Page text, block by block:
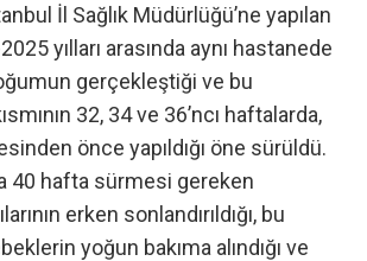
İl Sağlık Müdürlüğü’ne yapılan
yılları arasında aynı hastanede
gerçekleştiği ve bu
32, 34 ve 36’ncı haftalarda,
önce yapıldığı öne sürüldü.
40 hafta sürmesi gereken
erken sonlandırıldığı, bu
yoğun bakıma alındığı ve